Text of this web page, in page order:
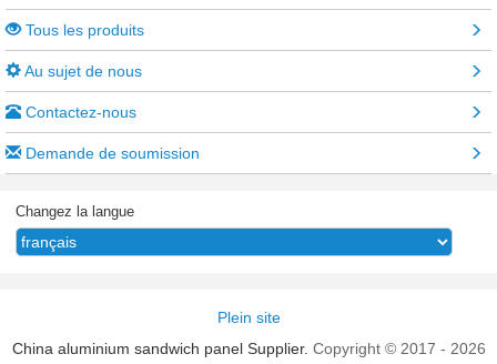
Tous les produits
Au sujet de nous
Contactez-nous
Demande de soumission
Changez la langue
Plein site
China aluminium sandwich panel Supplier. Copyright © 2017 - 2026